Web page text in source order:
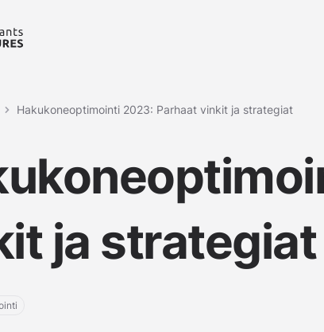
Hakukoneoptimointi 2023: Parhaat vinkit ja strategiat
ja strategiat